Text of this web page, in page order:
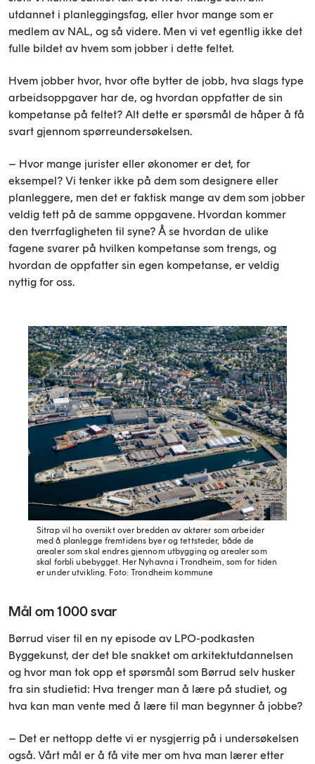
utdannet i planleggingsfag, eller hvor mange som er
medlem av NAL, og så videre. Men vi vet egentlig ikke det
fulle bildet av hvem som jobber i dette feltet.
Hvem jobber hvor, hvor ofte bytter de jobb, hva slags type
arbeidsoppgaver har de, og hvordan oppfatter de sin
kompetanse på feltet? Alt dette er spørsmål de håper å få
svart gjennom spørreundersøkelsen.
– Hvor mange jurister eller økonomer er det, for
eksempel? Vi tenker ikke på dem som designere eller
planleggere, men det er faktisk mange av dem som jobber
veldig tett på de samme oppgavene. Hvordan kommer
den tverrfagligheten til syne? Å se hvordan de ulike
fagene svarer på hvilken kompetanse som trengs, og
hvordan de oppfatter sin egen kompetanse, er veldig
nyttig for oss.
Sitrap vil ha oversikt over bredden av aktører som arbeider
med å planlegge fremtidens byer og tettsteder, både de
arealer som skal endres gjennom utbygging og arealer som
skal forbli ubebygget. Her Nyhavna i Trondheim, som for tiden
er under utvikling. Foto: Trondheim kommune
Mål om 1000 svar
Børrud viser til en ny episode av LPO-podkasten
Byggekunst, der det ble snakket om arkitektutdannelsen
og hvor man tok opp et spørsmål som Børrud selv husker
fra sin studietid: Hva trenger man å lære på studiet, og
hva kan man vente med å lære til man begynner å jobbe?
– Det er nettopp dette vi er nysgjerrig på i undersøkelsen
også. Vårt mål er å få vite mer om hva man lærer etter